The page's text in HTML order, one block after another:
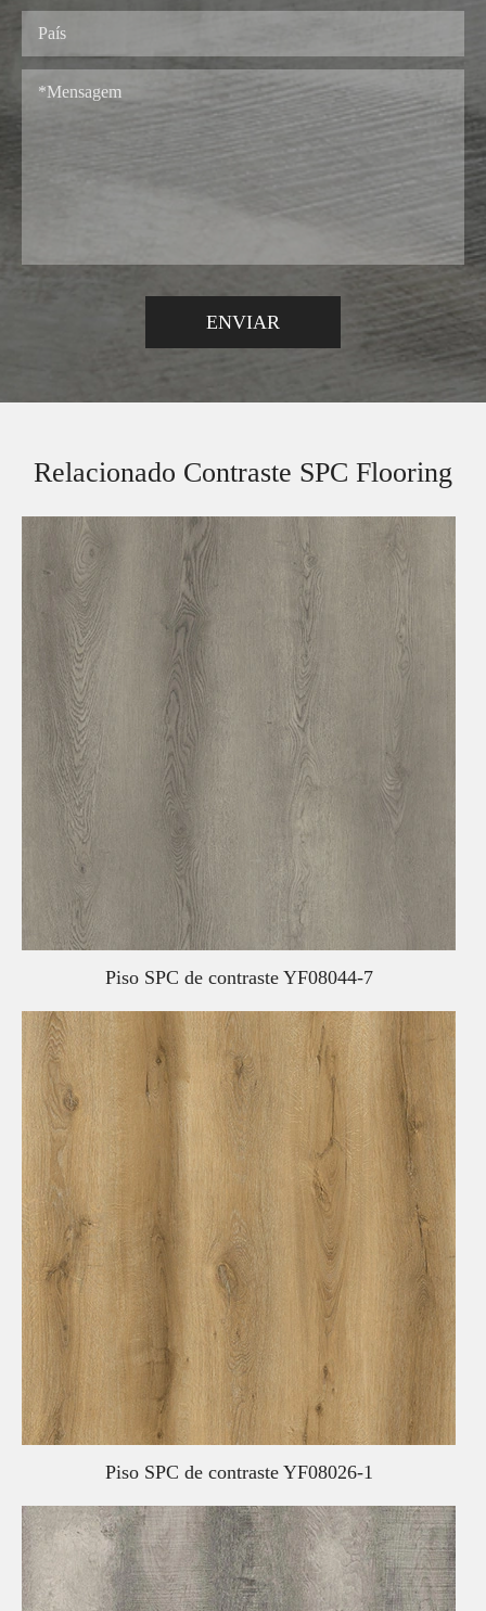
Relacionado Contraste SPC Flooring
Piso SPC de contraste YF08044-7
Piso SPC de contraste YF08026-1